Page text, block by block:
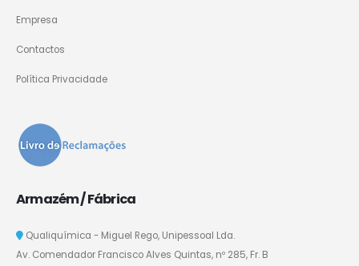
Empresa
Contactos
Política Privacidade
Armazém / Fábrica
Qualiquímica - Miguel Rego, Unipessoal Lda.
Av. Comendador Francisco Alves Quintas, nº 285, Fr. B